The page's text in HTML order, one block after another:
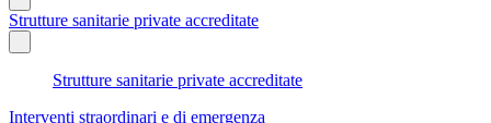
Strutture sanitarie private accreditate
Strutture sanitarie private accreditate
Interventi straordinari e di emergenza